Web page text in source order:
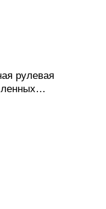
рулевая
ZS44-28.6 /